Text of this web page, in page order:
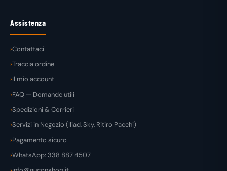
Assistenza
Contattaci
Traccia ordine
Il mio account
FAQ — Domande utili
Spedizioni & Corrieri
Servizi in Negozio (Iliad, Sky, Ritiro Pacchi)
Pagamento sicuro
WhatsApp: 338 887 4507